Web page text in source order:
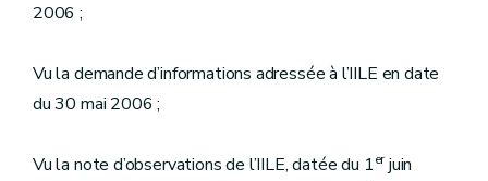
2006 ;
Vu la demande d’informations adressée à l’IILE en date
du 30 mai 2006 ;
Vu la note d’observations de l’IILE, datée du 1erjuin